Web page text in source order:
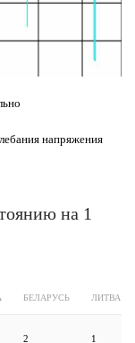
напряжения
на 1
БЕЛАРУСЬ ЛИТВА
2 1